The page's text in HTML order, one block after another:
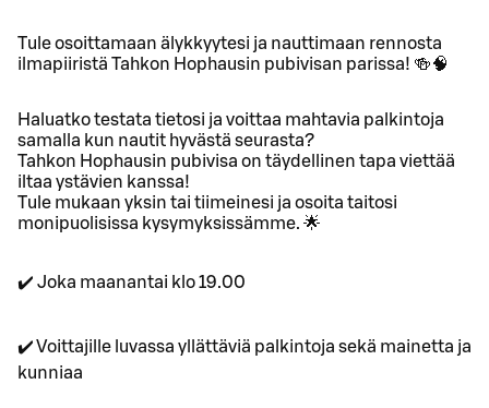
Tule osoittamaan älykkyytesi ja nauttimaan rennosta
ilmapiiristä Tahkon Hophausin pubivisan parissa! 🍻🧠
Haluatko testata tietosi ja voittaa mahtavia palkintoja
samalla kun nautit hyvästä seurasta?
Tahkon Hophausin pubivisa on täydellinen tapa viettää
iltaa ystävien kanssa!
Tule mukaan yksin tai tiimeinesi ja osoita taitosi
monipuolisissa kysymyksissämme. 🌟
✔️ Joka maanantai klo 19.00
✔️ Voittajille luvassa yllättäviä palkintoja sekä mainetta ja
kunniaa